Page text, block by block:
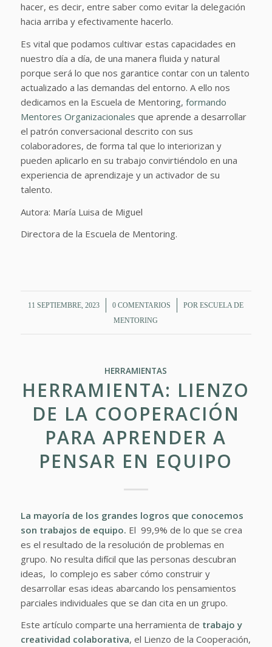
hacer, es decir, entre saber como evitar la delegación
hacia arriba y efectivamente hacerlo.
Es vital que podamos cultivar estas capacidades en
nuestro día a día, de una manera fluida y natural
porque será lo que nos garantice contar con un talento
actualizado a las demandas del entorno. A ello nos
dedicamos en la Escuela de Mentoring, formando
Mentores Organizacionales que aprende a desarrollar
el patrón conversacional descrito con sus
colaboradores, de forma tal que lo interiorizan y
pueden aplicarlo en su trabajo convirtiéndolo en una
experiencia de aprendizaje y un activador de su
talento.
Autora: María Luisa de Miguel
Directora de la Escuela de Mentoring.
11 SEPTIEMBRE, 2023
/ 0 COMENTARIOS
/ PORESCUELA DE
MENTORING
HERRAMIENTAS
HERRAMIENTA: LIENZO
DE LA COOPERACIÓN
PARA APRENDER A
PENSAR EN EQUIPO
La mayoría de los grandes logros que conocemos
son trabajos de equipo. El 99,9% de lo que se crea
es el resultado de la resolución de problemas en
grupo. No resulta difícil que las personas descubran
ideas, lo complejo es saber cómo construir y
desarrollar esas ideas abarcando los pensamientos
parciales individuales que se dan cita en un grupo.
Este artículo comparte una herramienta de trabajo y
creatividad colaborativa, el Lienzo de la Cooperación,